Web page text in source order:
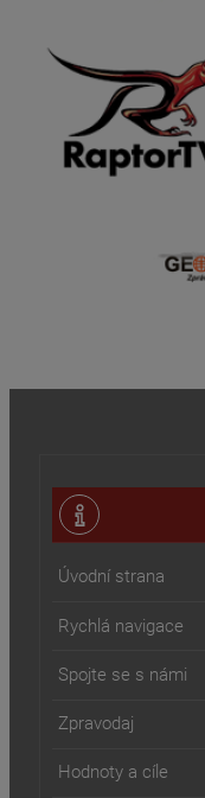
Úvodní strana
Rychlá navigace
Spojte se s námi
Zpravodaj
Hodnoty a cíle